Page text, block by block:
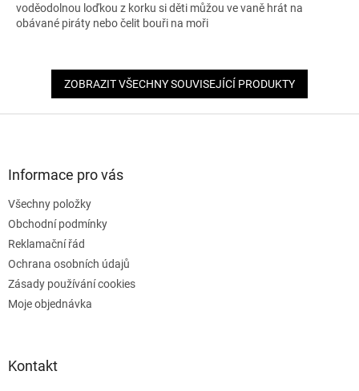
voděodolnou loďkou z korku si děti můžou ve vaně hrát na
obávané piráty nebo čelit bouři na moři
ZOBRAZIT VŠECHNY SOUVISEJÍCÍ PRODUKTY
Informace pro vás
Všechny položky
Obchodní podmínky
Reklamační řád
Ochrana osobních údajů
Zásady používání cookies
Moje objednávka
Kontakt